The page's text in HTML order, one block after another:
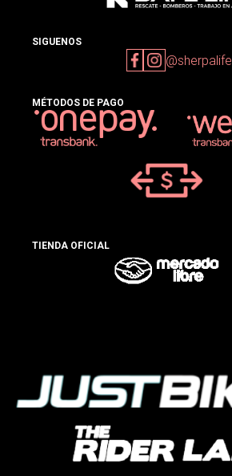
SIGUENOS
@sherpalife
MÉTODOS DE PAGO
TIENDA OFICIAL